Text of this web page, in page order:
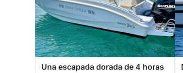
Una escapada dorada de 4 horas